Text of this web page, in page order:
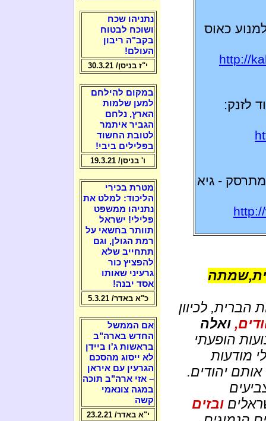
500 ימים כדי למנוע כאוס
http://
לזנק:
- גיא
הברית, לכיוון
ואלה
הופעתי
מודעות
יהודים.
ובזים
נתניהו שכח
ושוכח לבטוח
בקב"ה ריבון
העולם!
י"ז בניסן/ 30.3.21
במקום להילחם
למען שלמות
הארץ, נלחם
הגביר איתמר
לטובת החשוד
בפלילים ביבי!
ו' בניסן/ 19.3.21
מטרת בכירי
הליכוד: למלט את
נתניהו ממשפט
פלילי! ישראל
תוותר בחשאי על
רמת הגולן, וגם
תתחייב שלא
להפציץ כור
גרעיני שאותו
אסד יבנה!
כ"א באדר/ 5.3.21
אם הממשל
החדש בארה"ב
בראשות ג'ו ביידן
לא ייסוג מהסכם
הגרעין עם איראן
– אזי ארה"ב תוכה
במגה צונאמי
קשה
י"א באדר/ 23.2.21